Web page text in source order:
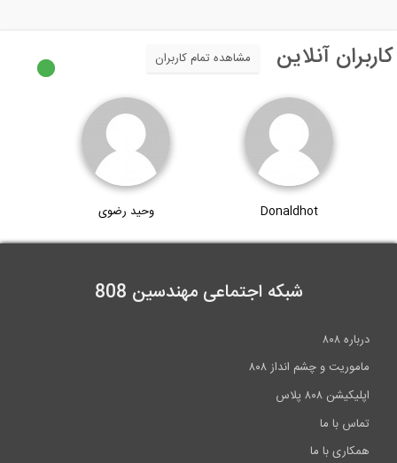
آنلاین مشاهده تمام کاربران
Donaldhot وحید رضوی
شبکه اجتماعی مهندسین 808
و چشم انداز ۸۰۸
با ما